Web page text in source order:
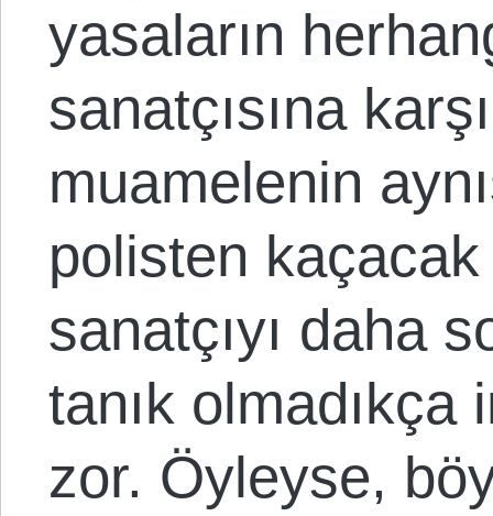
yasaların
sanatçısına
muamelenin
polisten
sanatçıyı daha
tanık olmadıkça
zor. Öyleyse,